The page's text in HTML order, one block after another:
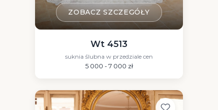
ZOBACZ SZCZEGÓŁY
Wt 4513
suknia ślubna w przedziale cen
5 000 - 7 000 zł